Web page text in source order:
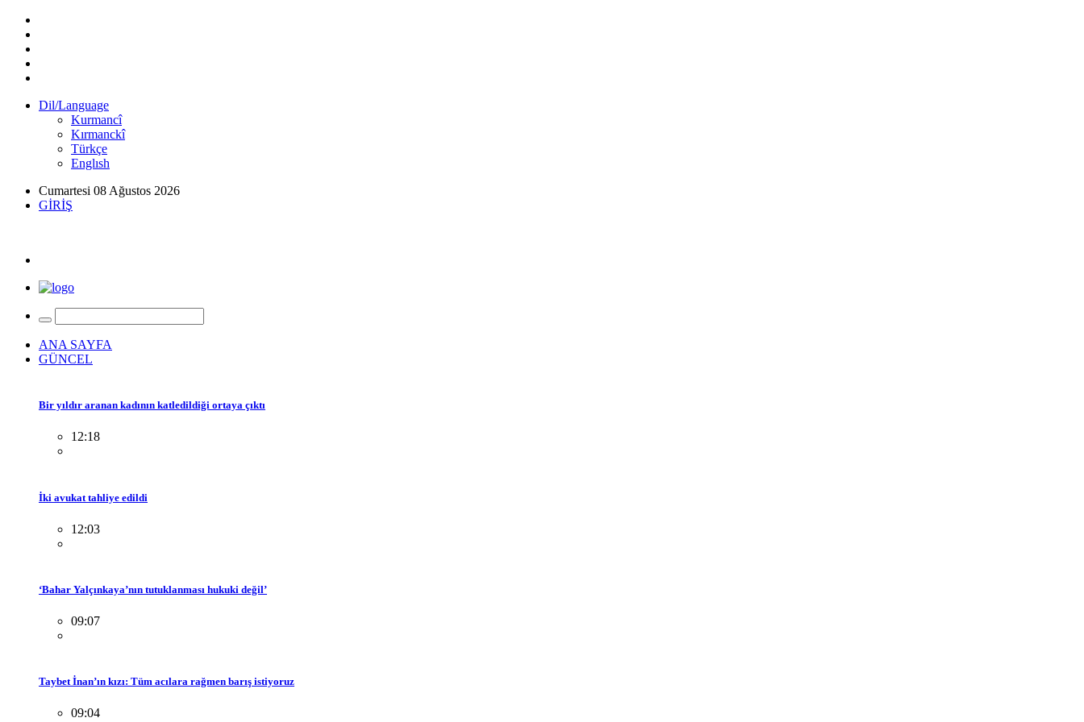
Dil/Language
Kurmancî
Kırmanckî
Türkçe
Englısh
Cumartesi 08 Ağustos 2026
GİRİŞ
ANA SAYFA
GÜNCEL
Bir yıldır aranan kadının katledildiği ortaya çıktı
12:18
İki avukat tahliye edildi
12:03
‘Bahar Yalçınkaya’nın tutuklanması hukuki değil’
09:07
Taybet İnan’ın kızı: Tüm acılara rağmen barış istiyoruz
09:04